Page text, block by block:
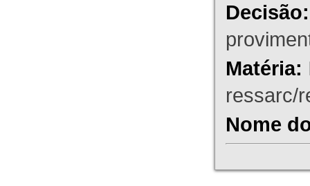
Decisão:
Matéria:
ressarc/
Nome